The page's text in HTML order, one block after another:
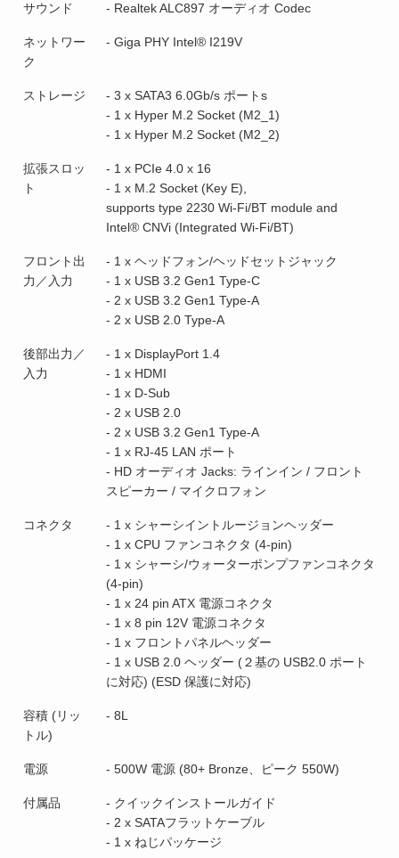
サウンド - Realtek ALC897 オーディオ Codec
ネットワー
ク
- Giga PHY Intel® I219V
ストレージ
- 3 x SATA3 6.0Gb/s ポートs
- 1 x Hyper M.2 Socket (M2_1)
- 1 x Hyper M.2 Socket (M2_2)
拡張スロッ
ト
- 1 x PCIe 4.0 x 16
- 1 x M.2 Socket (Key E),
supports type 2230 Wi-Fi/BT module and
Intel® CNVi (Integrated Wi-Fi/BT)
フロント出
力／入力
- 1 x ヘッドフォン/ヘッドセットジャック
- 1 x USB 3.2 Gen1 Type-C
- 2 x USB 3.2 Gen1 Type-A
- 2 x USB 2.0 Type-A
後部出力／
入力
- 1 x DisplayPort 1.4
- 1 x HDMI
- 1 x D-Sub
- 2 x USB 2.0
- 2 x USB 3.2 Gen1 Type-A
- 1 x RJ-45 LAN ポート
- HD オーディオ Jacks: ラインイン / フロント
スピーカー / マイクロフォン
コネクタ
- 1 x シャーシイントルージョンヘッダー
- 1 x CPU ファンコネクタ (4-pin)
- 1 x シャーシ/ウォーターポンプファンコネクタ
(4-pin)
- 1 x 24 pin ATX 電源コネクタ
- 1 x 8 pin 12V 電源コネクタ
- 1 x フロントパネルヘッダー
- 1 x USB 2.0 ヘッダー (２基の USB2.0 ポート
に対応) (ESD 保護に対応)
容積 (リッ
トル)
- 8L
電源 - 500W 電源 (80+ Bronze、ピーク 550W)
付属品
- クイックインストールガイド
- 2 x SATAフラットケーブル
- 1 x ねじパッケージ